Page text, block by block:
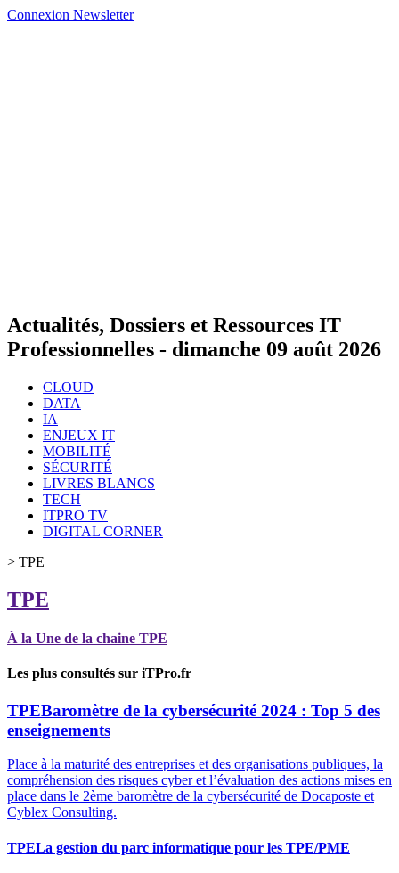
Connexion Newsletter
Actualités, Dossiers et Ressources IT
Professionnelles - dimanche 09 août 2026
CLOUD
DATA
IA
ENJEUX IT
MOBILITÉ
SÉCURITÉ
LIVRES BLANCS
TECH
ITPRO TV
DIGITAL CORNER
> TPE
TPE
À la Une de la chaine TPE
Les plus consultés sur iTPro.fr
TPEBaromètre de la cybersécurité 2024 : Top 5 des
enseignements
Place à la maturité des entreprises et des organisations publiques, la
compréhension des risques cyber et l’évaluation des actions mises en
place dans le 2ème baromètre de la cybersécurité de Docaposte et
Cyblex Consulting.
TPELa gestion du parc informatique pour les TPE/PME